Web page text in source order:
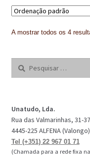
A mostrar todos os 4
Pesquisar
Unatudo, Lda.
Rua das Valmarinhas, 31-37
4445-225 ALFENA (Valongo)
Tel (+351) 22 967 01 71
(Chamada para a rede fixa